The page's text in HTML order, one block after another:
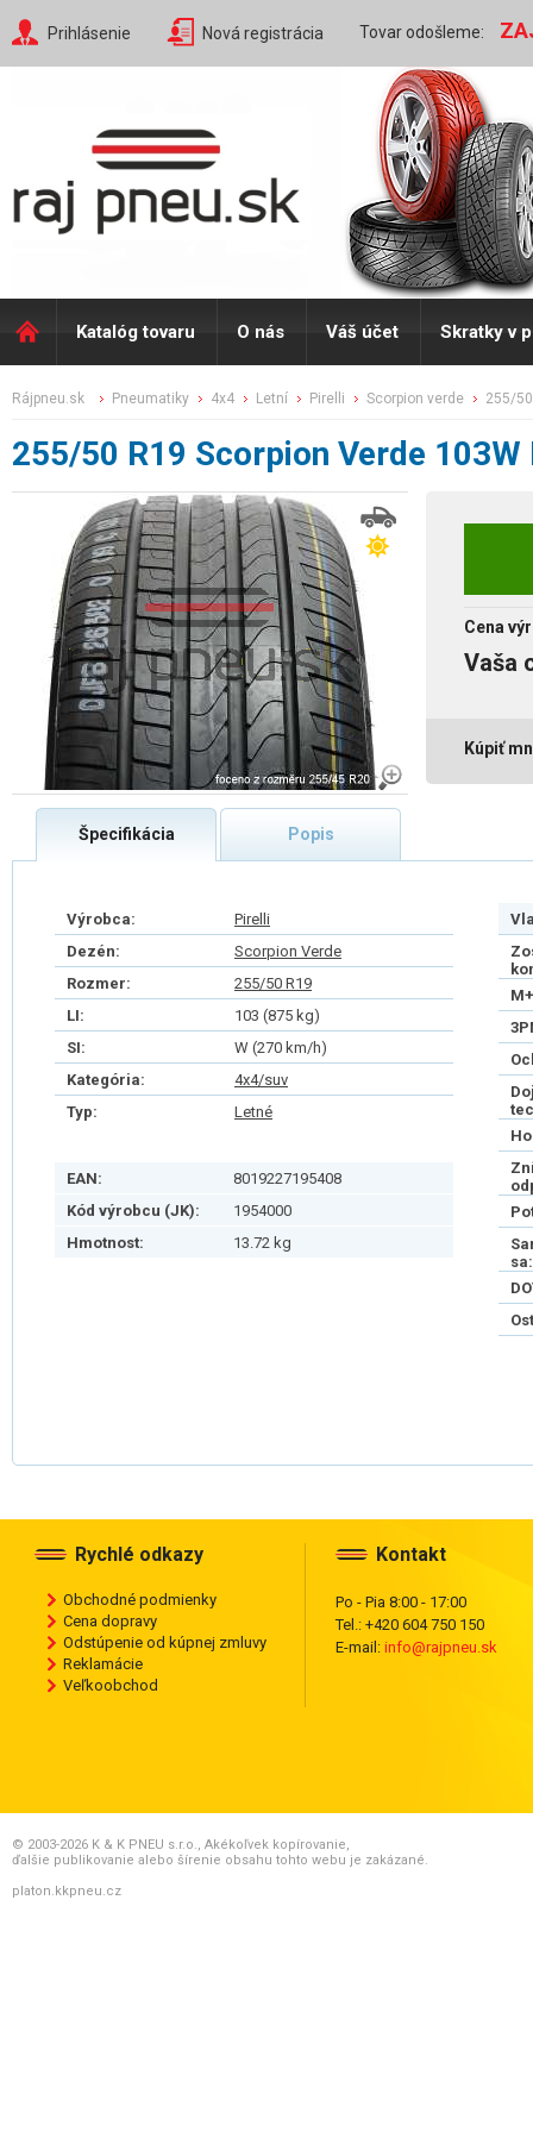
Prihlásenie Nová registrácia Tovar odošleme:
Katalóg tovaru O nás Váš účet Skratky v
rájpneu.sk pneumatiky 4x4 letní pirelli scorpion verde 255/
255/50 R19 Scorpion Verde 103W
Cena
Vaša
Kúpiť
Špecifikácia Popis
Výrobca:
Pirelli
Dezén:
Scorpion Verde
Rozmer:
255/50 R19
LI:
103 (875 kg)
SI:
W (270 km/h)
Kategória:
4x4/suv
Typ:
Letné
EAN:
8019227195408
Kód výrobcu (JK):
1954000
Hmotnost:
13.72 kg
sa:
Rychlé odkazy
Obchodné podmienky
Cena dopravy
Odstúpenie od kúpnej zmluvy
Reklamácie
Veľkoobchod
Kontakt
Po - Pia 8:00 - 17:00
Tel.: +420 604 750 150
E-mail: info@rajpneu.sk
© 2003-2026 K & K PNEU s.r.o., Akékoľvek kopírovanie,
ďalšie publikovanie alebo šírenie obsahu tohto webu je zakázané.
platon.kkpneu.cz